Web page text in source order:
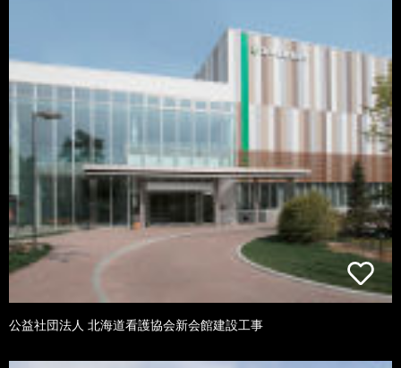
公益社団法人 北海道看護協会新会館建設工事